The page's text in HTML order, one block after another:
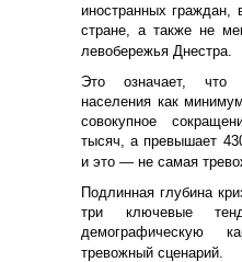
иностранных граждан,
стране, а также не
левобережья Днестра.
Это означает, что
населения как
совокупное
тысяч, а превышает
и это — не самая
Подлинная глубина
три ключевые
демографическую
тревожный сценарий.